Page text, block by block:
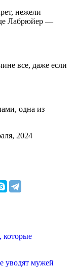
нежели
Лабрюйер —
все, даже если
одна из
2024
уводят мужей